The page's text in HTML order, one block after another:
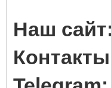
Наш сайт: